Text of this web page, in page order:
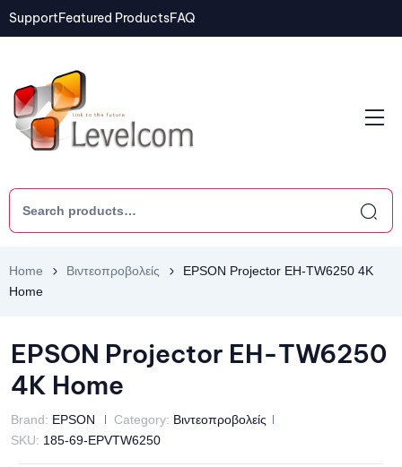
SupportFeatured ProductsFAQ
Home Βιντεοπροβολείς
EPSON Projector EH-TW6250 4K
Home
EPSON Projector EH-TW6250
4K Home
Brand: EPSON Category: Βιντεοπροβολείς
SKU: 185-69-EPVTW6250